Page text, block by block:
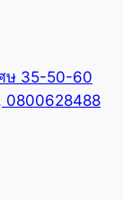
ศษ 35-50-60
0800628488